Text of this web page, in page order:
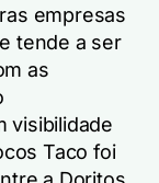
empresas
tende a ser
as
visibilidade
Taco foi